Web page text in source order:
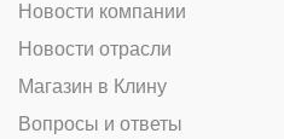
Новости компании
Новости отрасли
Магазин в Клину
Вопросы и ответы